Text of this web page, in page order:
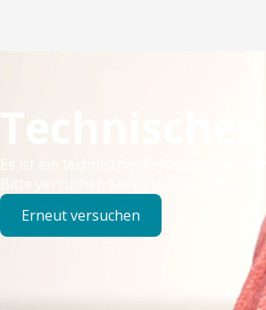
Es ist ein technischer Fehler
Bitte versuchen Sie es später erneut.
Erneut versuchen